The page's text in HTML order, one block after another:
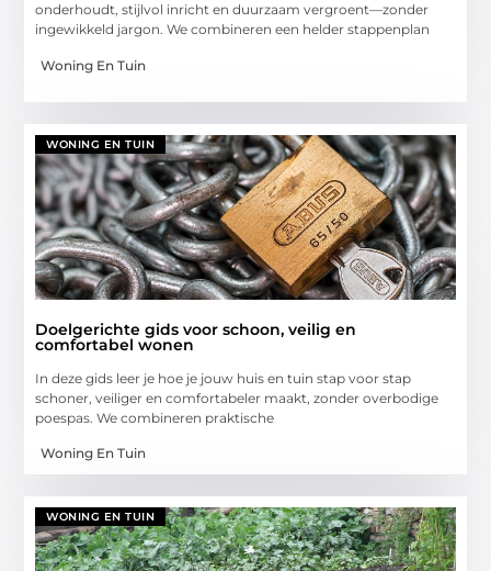
onderhoudt, stijlvol inricht en duurzaam vergroent—zonder
ingewikkeld jargon. We combineren een helder stappenplan
Woning En Tuin
WONING EN TUIN
Doelgerichte gids voor schoon, veilig en
comfortabel wonen
In deze gids leer je hoe je jouw huis en tuin stap voor stap
schoner, veiliger en comfortabeler maakt, zonder overbodige
poespas. We combineren praktische
Woning En Tuin
WONING EN TUIN